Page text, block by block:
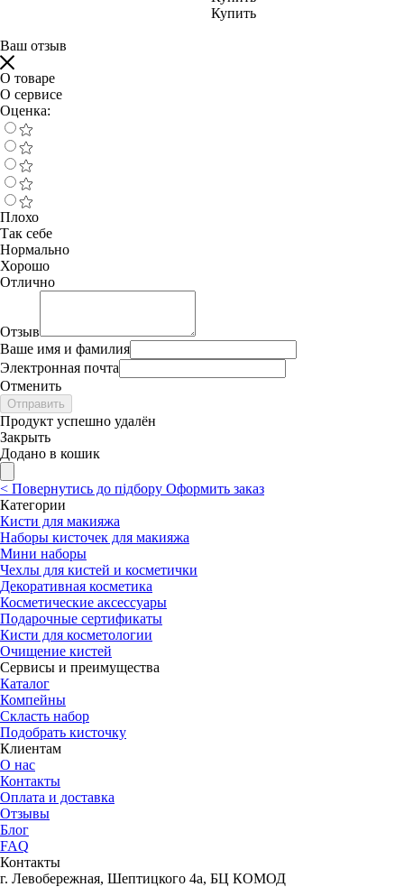
Купить
Ваш отзыв
О товаре
О сервисе
Оценка:
Плохо
Так себе
Нормально
Хорошо
Отлично
Отзыв
Ваше имя и фамилия
Электронная почта
Отменить
Отправить
Продукт успешно удалён
Закрыть
Додано в кошик
< Повернутись до підбору Оформить заказ
Категории
Кисти для макияжа
Наборы кисточек для макияжа
Мини наборы
Чехлы для кистей и косметички
Декоративная косметика
Косметические аксессуары
Подарочные сертификаты
Кисти для косметологии
Очищение кистей
Сервисы и преимущества
Каталог
Компейны
Скласть набор
Подобрать кисточку
Клиентам
О нас
Контакты
Оплата и доставка
Отзывы
Блог
FAQ
Контакты
г. Левобережная, Шептицкого 4а, БЦ КОМОД